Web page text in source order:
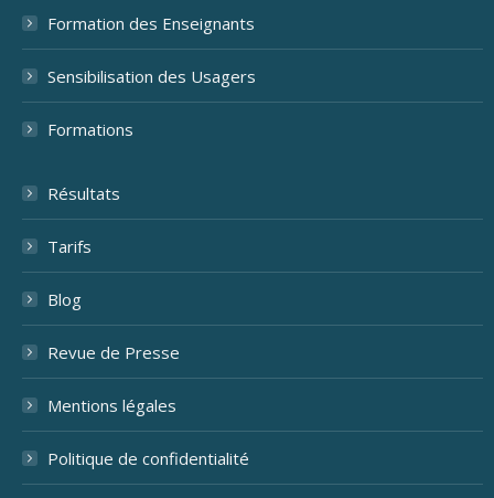
Formation des Enseignants
Sensibilisation des Usagers
Formations
Résultats
Tarifs
Blog
Revue de Presse
Mentions légales
Politique de confidentialité